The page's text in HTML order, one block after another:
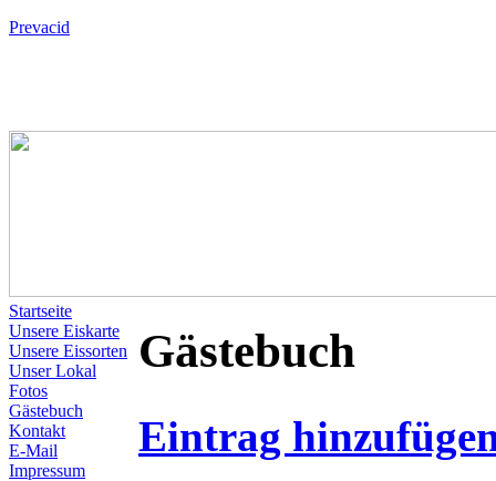
Prevacid
Startseite
Unsere Eiskarte
Unsere Eissorten
Unser Lokal
Fotos
Gästebuch
Kontakt
E-Mail
Impressum
Gästebuch
Eintrag